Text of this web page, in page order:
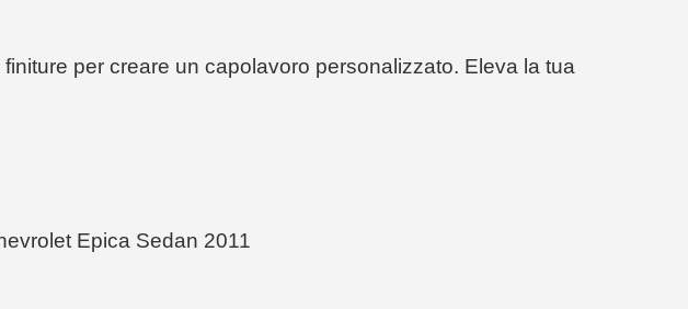
per creare un capolavoro personalizzato. Eleva la tua